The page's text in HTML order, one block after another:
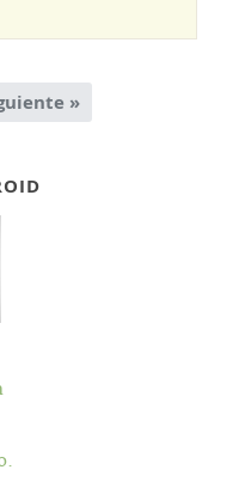
»